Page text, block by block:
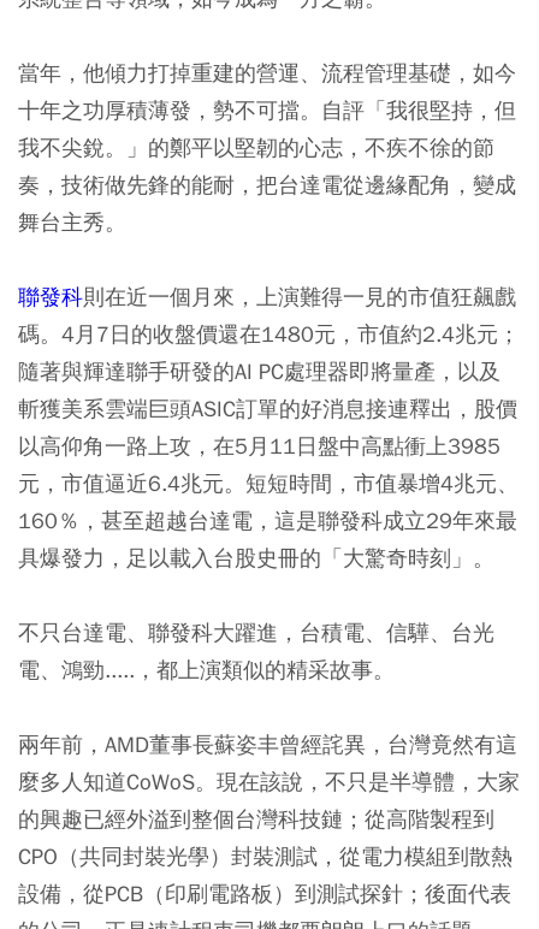
當年，他傾力打掉重建的營運、流程管理基礎，如今
十年之功厚積薄發，勢不可擋。自評「我很堅持，但
我不尖銳。」的鄭平以堅韌的心志，不疾不徐的節
奏，技術做先鋒的能耐，把台達電從邊緣配角，變成
舞台主秀。
聯發科則在近一個月來，上演難得一見的市值狂飆戲
碼。4月7日的收盤價還在1480元，市值約2.4兆元；
隨著與輝達聯手研發的AI PC處理器即將量產，以及
斬獲美系雲端巨頭ASIC訂單的好消息接連釋出，股價
以高仰角一路上攻，在5月11日盤中高點衝上3985
元，市值逼近6.4兆元。短短時間，市值暴增4兆元、
160％，甚至超越台達電，這是聯發科成立29年來最
具爆發力，足以載入台股史冊的「大驚奇時刻」。
不只台達電、聯發科大躍進，台積電、信驊、台光
電、鴻勁.....，都上演類似的精采故事。
兩年前，AMD董事長蘇姿丰曾經詫異，台灣竟然有這
麼多人知道CoWoS。現在該說，不只是半導體，大家
的興趣已經外溢到整個台灣科技鏈；從高階製程到
CPO（共同封裝光學）封裝測試，從電力模組到散熱
設備，從PCB（印刷電路板）到測試探針；後面代表